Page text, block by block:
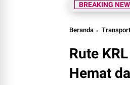
BREAKING
Beranda
Rute
Hemat